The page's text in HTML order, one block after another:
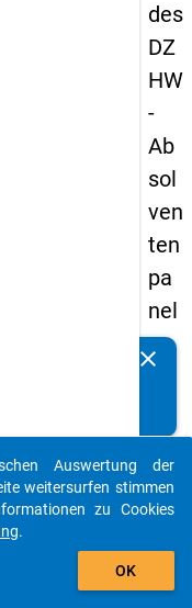
des
DZ
HW
-
Ab
sol
ven
ten
pa
nel
s
-
zw
eit
clear
auto_stories
add_shopping_cart
Auswertung der
weitersurfen stimmen
zu Cookies
.
OK